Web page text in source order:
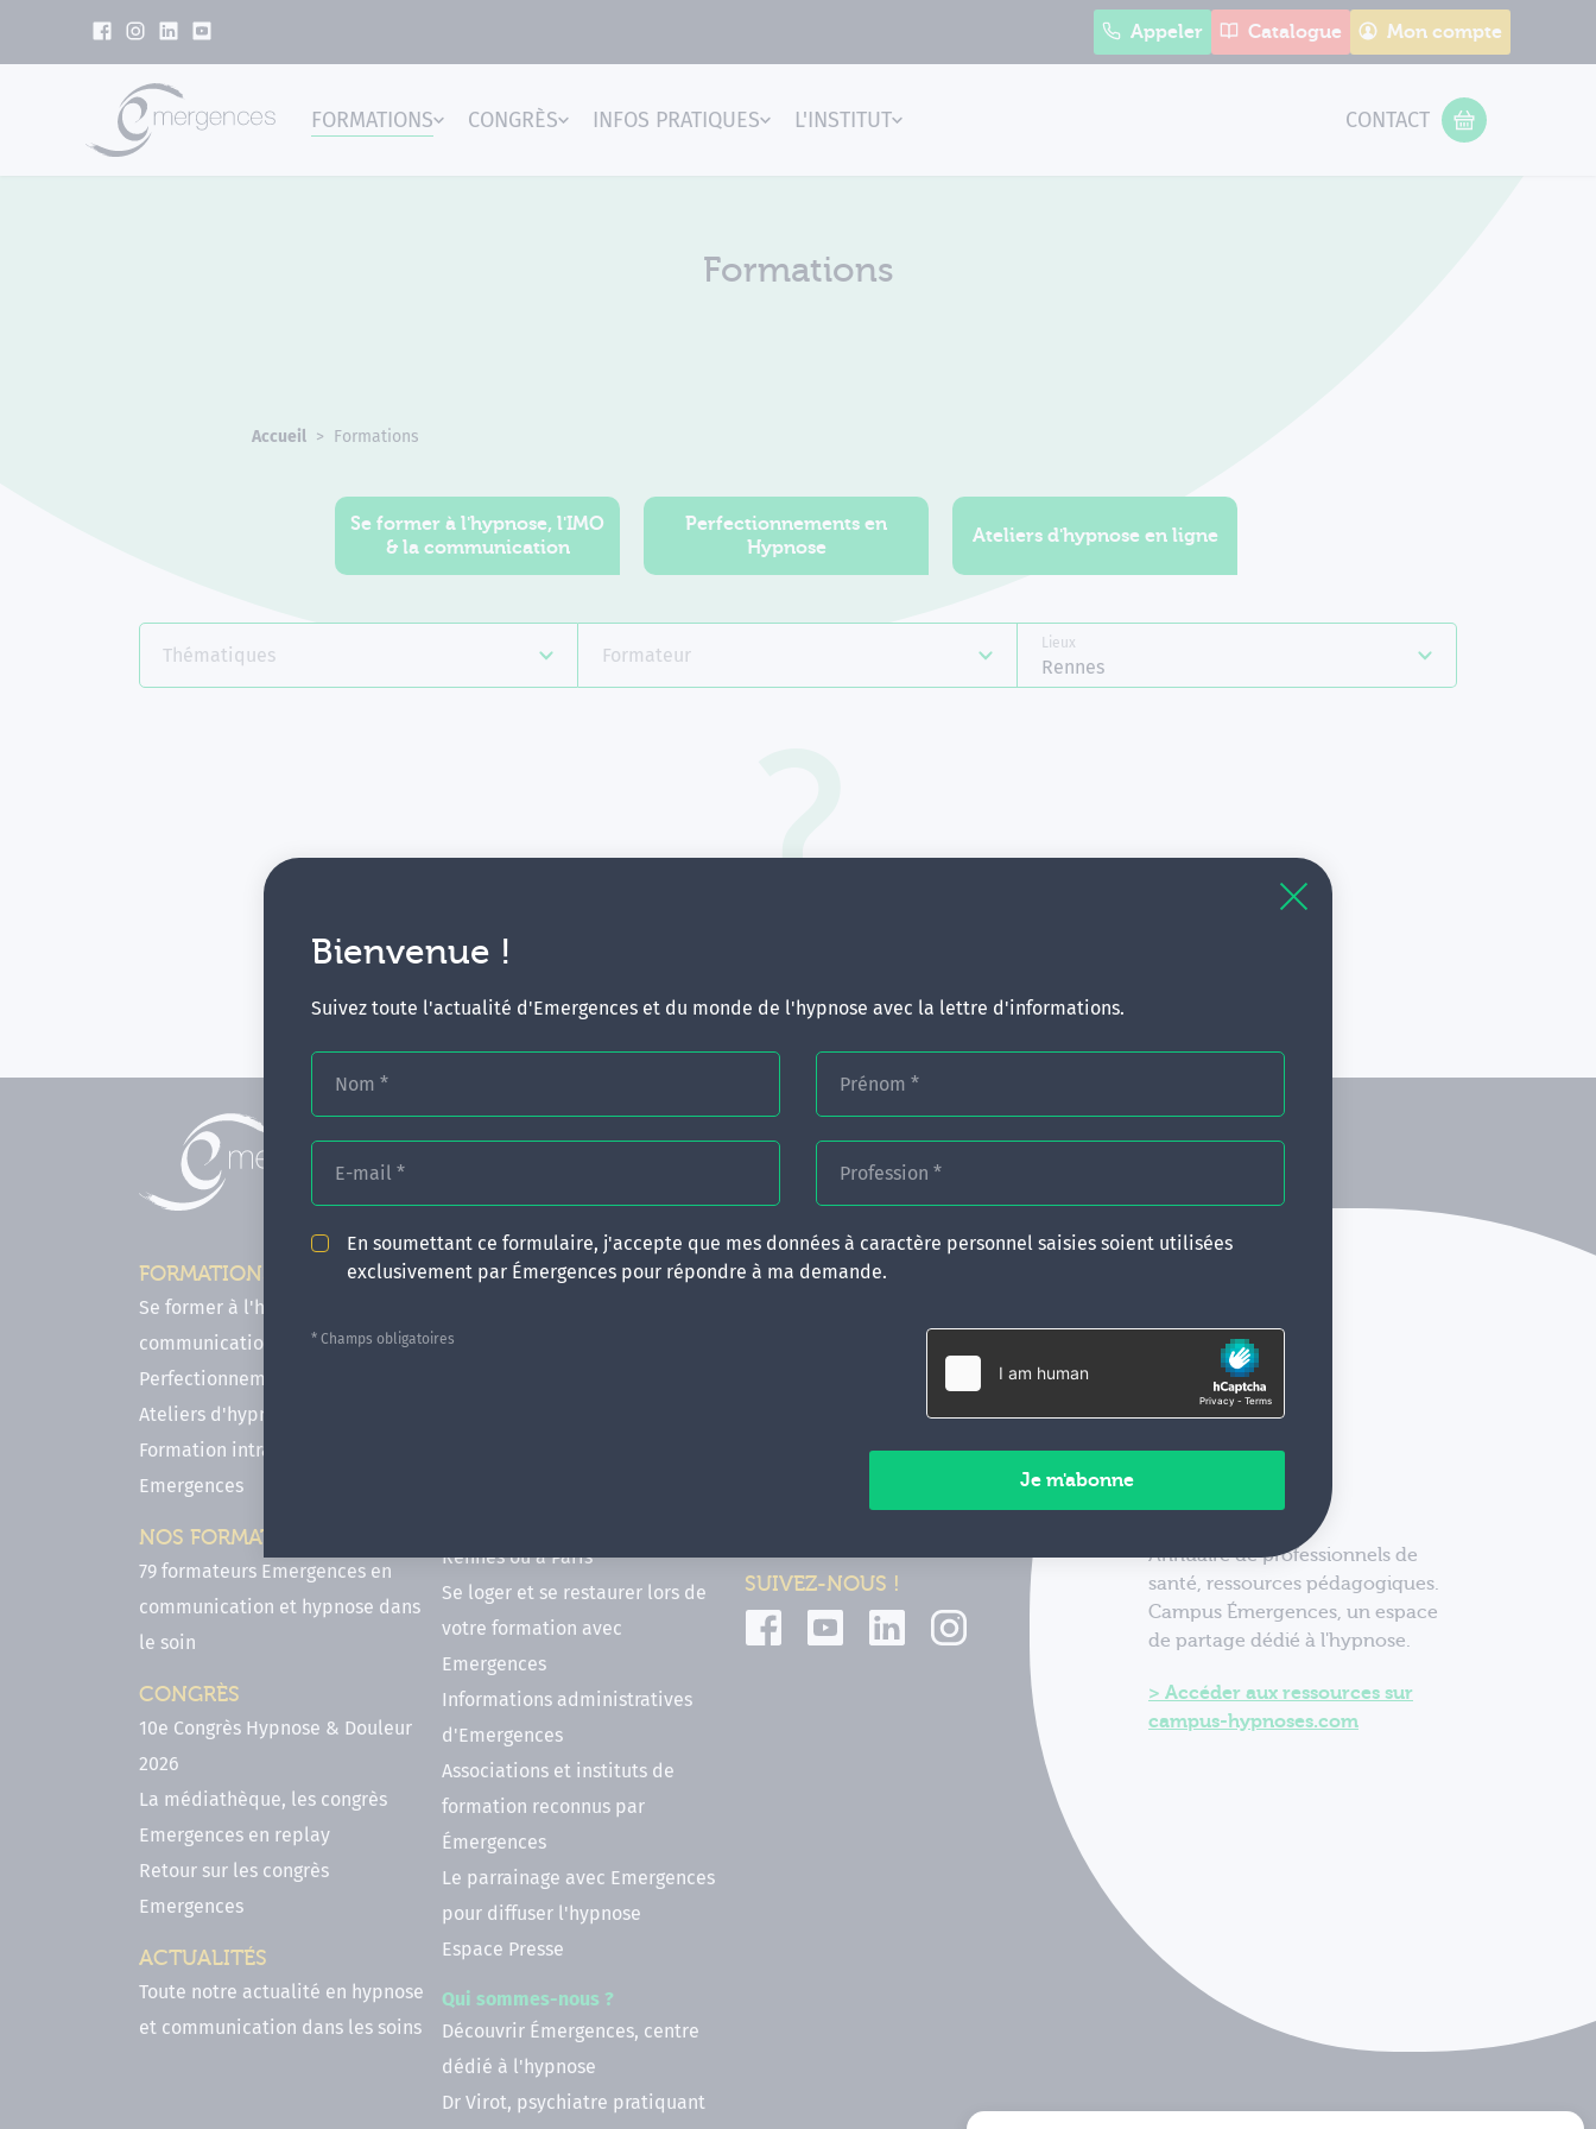
Bienvenue !
Suivez toute l'actualité d'Emergences et du monde de l'hypnose avec la lettre d'informations.
Nom * Prénom *
E-mail * Profession *
En soumettant ce formulaire, j'accepte que mes données à caractère personnel saisies soient utilisées
exclusivement par Émergences pour répondre à ma demande.
* Champs obligatoires
Appeler Catalogue Mon compte
Emergences
FORMATIONS CONGRÈS INFOS PRATIQUES L'INSTITUT CONTACT
VOTRE PANIER
Formations
Accueil Formations
Se former à l'hypnose, l'IMO
& la communication
Perfectionnements en
Hypnose
Ateliers d'hypnose en ligne
Thématiques Formateur
Lieux
Rennes
Aucune formation ne correspond à
FORMATIONS
Se former à l'hypnose, l'IMO & la
communication
Perfectionnements en Hypnose
Ateliers d'hypnose en ligne
Formation intra-établissement
Emergences
NOS FORMATEURS
79 formateurs Emergences en
communication et hypnose dans
le soin
CONGRÈS
10e Congrès Hypnose & Douleur
2026
La médiathèque, les congrès
Emergences en replay
Retour sur les congrès
Emergences
ACTUALITÉS
Toute notre actualité en hypnose
et communication dans les soins
INFOS PRATIQUES
en hypnose (FIF PL, CPF, DPC)
Rennes ou à Paris
Se loger et se restaurer lors de
votre formation avec
Emergences
Informations administratives
d'Emergences
Associations et instituts de
formation reconnus par
Émergences
Le parrainage avec Emergences
pour diffuser l'hypnose
Espace Presse
Qui sommes-nous ?
Découvrir Émergences, centre
dédié à l'hypnose
Dr Virot, psychiatre pratiquant
CONTACT
SUIVEZ-NOUS !
Annuaire de professionnels de
santé, ressources pédagogiques.
Campus Émergences, un espace
de partage dédié à l'hypnose.
Accéder aux ressources sur
campus-hypnoses.com